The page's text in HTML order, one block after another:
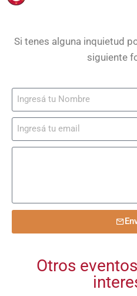
Si tenes alguna inquietud
siguiente
Otros